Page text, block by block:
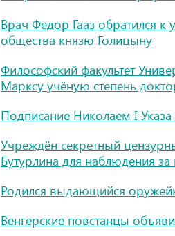
Врач Федор Гааз обратился
общества князю Голицыну
Философский факультет
Марксу учёную степень
Подписание Николаем I Указа
Учреждён секретный
Бутурлина для наблюдения за
Родился выдающийся
Венгерские повстанцы